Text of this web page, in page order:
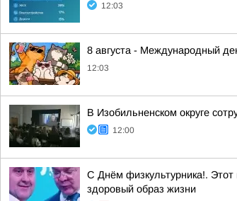
12:03
8 августа - Международный
12:03
В Изобильненском округе
12:00
С Днём физкультурника!.
здоровый образ жизни